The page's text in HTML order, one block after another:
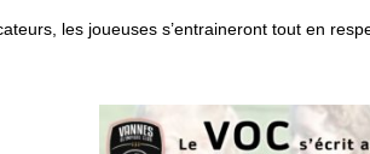
les joueuses s’entraineront tout en